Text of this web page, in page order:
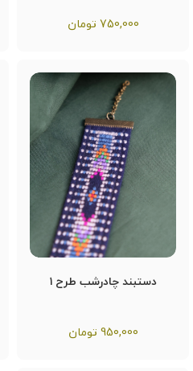
750,000 تومان
دستبند چادرشب طرح ۱
950,000 تومان